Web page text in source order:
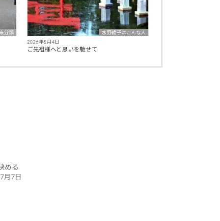
分類
水野綾子はこんな人
2026年8月4日
ご先祖様へと思いを馳せて
める
月7日